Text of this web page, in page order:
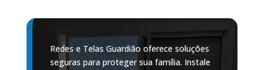
Redes e Telas Guardião oferece soluções
seguras para proteger sua família. Instale